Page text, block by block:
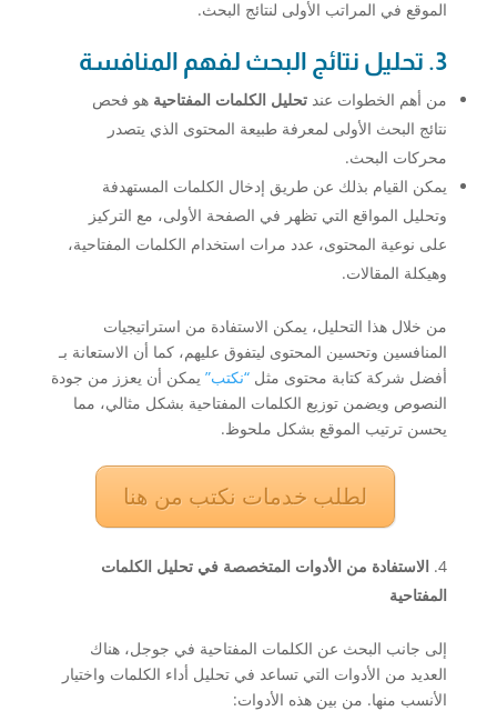
الموقع في المراتب الأولى لنتائج البحث.
3. تحليل نتائج البحث لفهم المنافسة
من أهم الخطوات عند تحليل الكلمات المفتاحية هو فحص
نتائج البحث الأولى لمعرفة طبيعة المحتوى الذي يتصدر
محركات البحث.
يمكن القيام بذلك عن طريق إدخال الكلمات المستهدفة
وتحليل المواقع التي تظهر في الصفحة الأولى، مع التركيز
على نوعية المحتوى، عدد مرات استخدام الكلمات المفتاحية،
وهيكلة المقالات.
من خلال هذا التحليل، يمكن الاستفادة من استراتيجيات
المنافسين وتحسين المحتوى ليتفوق عليهم، كما أن الاستعانة بـ
أفضل شركة كتابة محتوى مثل “نكتب”يمكن أن يعزز من جودة
النصوص ويضمن توزيع الكلمات المفتاحية بشكل مثالي، مما
يحسن ترتيب الموقع بشكل ملحوظ.
لطلب خدمات نكتب من هنا
الاستفادة من الأدوات المتخصصة في تحليل الكلمات
المفتاحية
إلى جانب البحث عن الكلمات المفتاحية في جوجل، هناك
العديد من الأدوات التي تساعد في تحليل أداء الكلمات واختيار
الأنسب منها. من بين هذه الأدوات: